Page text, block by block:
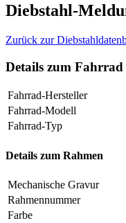
Diebstahl-
Zurück zur
Details zum Fahrrad
Fahrrad-Hersteller
Fahrrad-Modell
Fahrrad-Typ
Details zum Rahmen
Mechanische Gravur
Rahmennummer
Farbe